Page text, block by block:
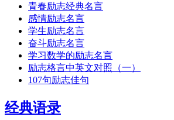
青春励志经典名言
感情励志名言
学生励志名言
奋斗励志名言
学习数学的励志名言
励志格言中英文对照（一）
107句励志佳句
经典语录